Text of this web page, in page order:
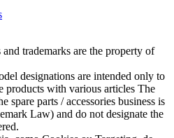
trademarks are the property of
designations are intended only to
products with various articles The
spare parts / accessories business is
Law) and do not designate the